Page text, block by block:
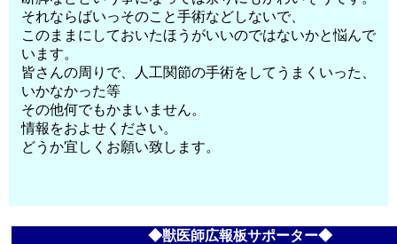
それならばいっそのこと手術などしないで、
このままにしておいたほうがいいのではないかと悩んで
います。
皆さんの周りで、人工関節の手術をしてうまくいった、
いかなかった等
その他何でもかまいません。
情報をおよせください。
どうか宜しくお願い致します。
◆獣医師広報板サポーター◆